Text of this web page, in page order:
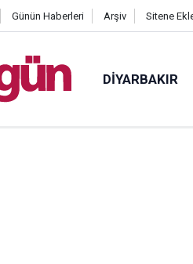
Günün Haberleri Arşiv Sitene
DIYARBAKIR